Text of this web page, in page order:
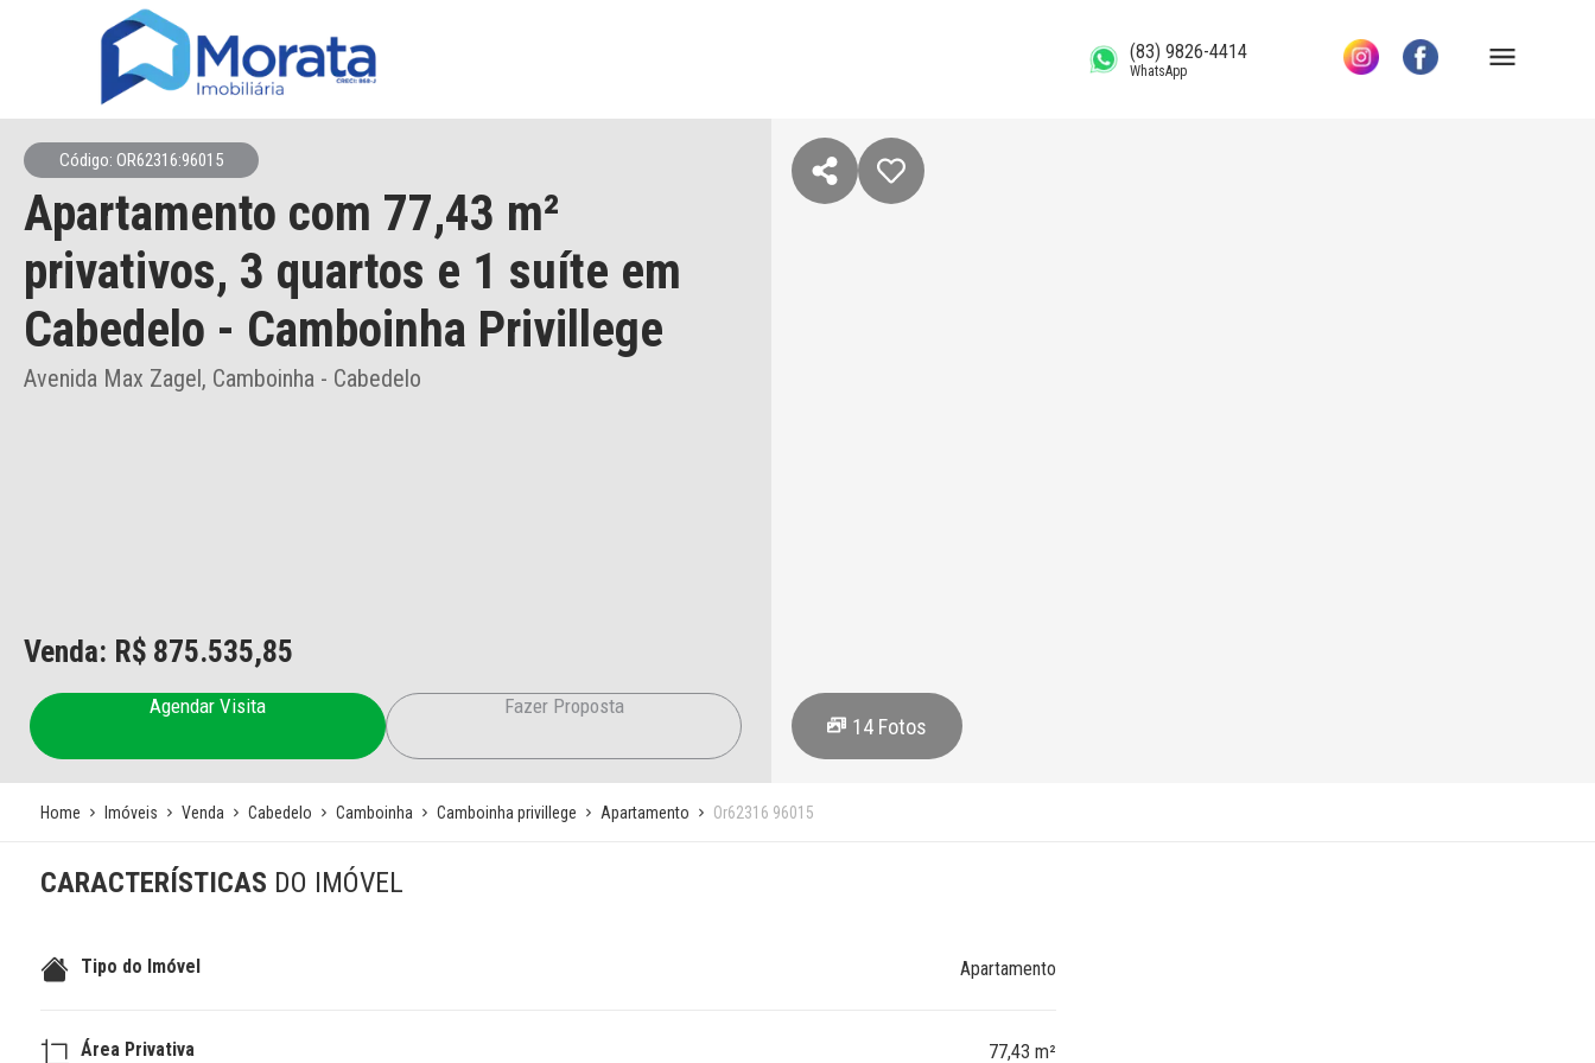
(83) 9826-4414
WhatsApp
Código: OR62316:96015
Apartamento com 77,43 m²
privativos, 3 quartos e 1 suíte em
Cabedelo - Camboinha Privillege
Avenida Max Zagel, Camboinha - Cabedelo
Venda: R$ 875.535,85
Agendar Visita Fazer Proposta
14 Fotos
Home Imóveis Venda Cabedelo Camboinha Camboinha privillege Apartamento Or62316 96015
CARACTERÍSTICAS DO IMÓVEL
Tipo do Imóvel Apartamento
Área Privativa 77,43 m²